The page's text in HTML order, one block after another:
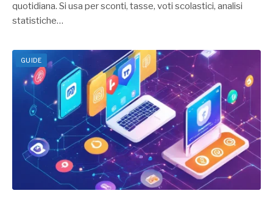
quotidiana. Si usa per sconti, tasse, voti scolastici, analisi
statistiche…
GUIDE